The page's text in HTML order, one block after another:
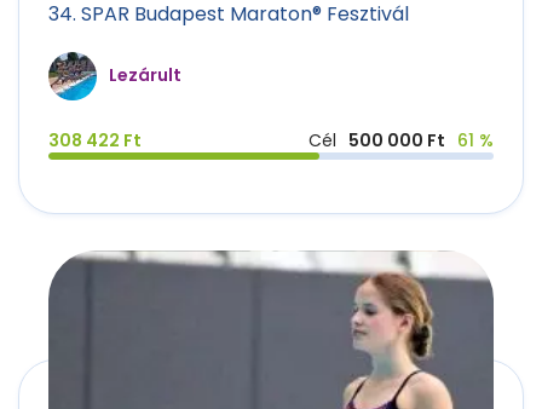
34. SPAR Budapest Maraton® Fesztivál
Lezárult
308 422 Ft Cél 500 000 Ft 61 %